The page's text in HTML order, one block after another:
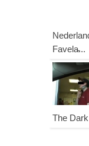
Favela̵...
The